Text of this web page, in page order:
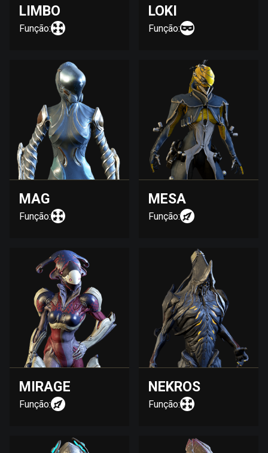
LIMBO
Função:
LOKI
Função:
MAG
Função:
MESA
Função:
MIRAGE
Função:
NEKROS
Função: